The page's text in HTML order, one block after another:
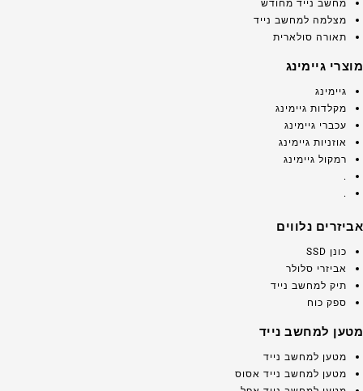
מחשב נייד מחודש
מצלמה למחשב נייד
תאורה סולארית
מוצרי גיימינג
גיימינג
מקלדות גיימינג
עכברי גיימינג
אוזניות גיימינג
רמקול גיימינג
.
.
אביזרים נלווים
כונן SSD
אביזרי סלולר
תיק למחשב נייד
ספק כוח
מטען למחשב נייד
מטען למחשב נייד
מטען למחשב נייד אסוס